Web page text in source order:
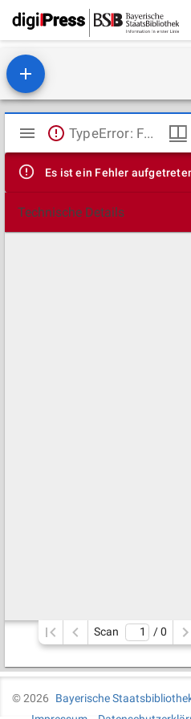
Mirador
Viewer
TypeError: Failed to fetch
Es ist ein Fehler
Technische Details
Scan / 0
©2026
Bayerische